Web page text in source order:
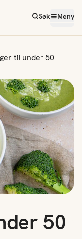
Søk Meny
til under 50
50